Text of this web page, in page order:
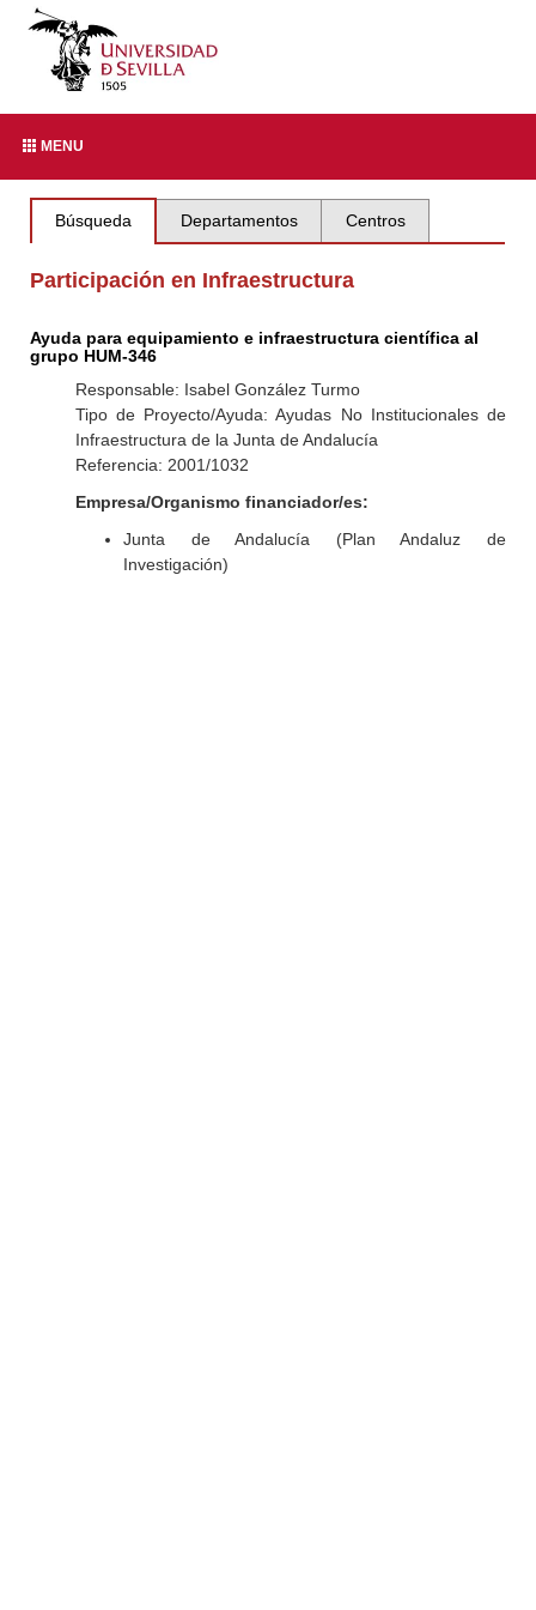
MENU
Búsqueda Departamentos Centros
Participación en Infraestructura
Ayuda para equipamiento e infraestructura científica al
grupo HUM-346
Responsable: Isabel González Turmo
Tipo de Proyecto/Ayuda: Ayudas No Institucionales de
Infraestructura de la Junta de Andalucía
Referencia: 2001/1032
Empresa/Organismo financiador/es:
Junta de Andalucía (Plan Andaluz de
Investigación)